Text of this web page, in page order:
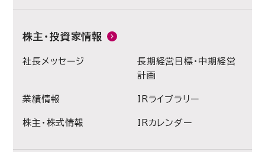
株主・投資家情報
社長メッセージ
長期経営目標・中期経営
計画
業績情報 IRライブラリー
株主・株式情報 IRカレンダー